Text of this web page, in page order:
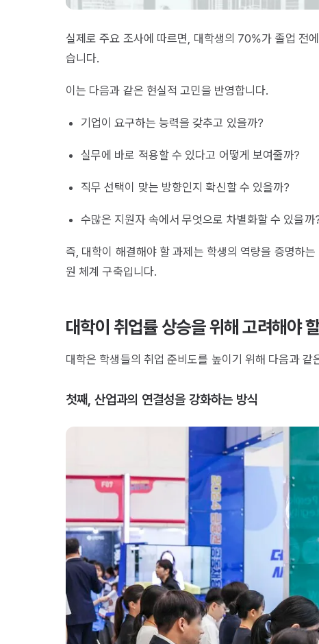
실제로 주요 조사에 따르면, 대학생의 70%가 졸업 전
습니다.
이는 다음과 같은 현실적 고민을 반영합니다.
기업이 요구하는 능력을 갖추고 있을까?
실무에 바로 적용할 수 있다고 어떻게 보여줄까?
직무 선택이 맞는 방향인지 확신할 수 있을까?
수많은 지원자 속에서 무엇으로 차별화할 수 있을까
즉, 대학이 해결해야 할 과제는 학생의 역량을 증명하
원 체계 구축입니다.
대학이 취업률 상승을 위해 고려해야
대학은 학생들의 취업 준비도를 높이기 위해 다음과
첫째, 산업과의 연결성을 강화하는 방식